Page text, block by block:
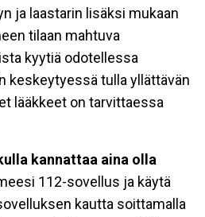
ja laastarin lisäksi mukaan
tilaan mahtuva
kyytiä odotellessa
keskeytyessä tulla yllättävän
lääkkeet on tarvittaessa
kannattaa aina olla
112-sovellus ja käytä
kautta soittamalla